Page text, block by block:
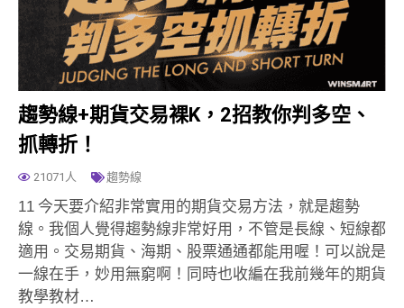
趨勢線+期貨交易裸K，2招教你判多空、
抓轉折！
21071人 趨勢線
11 今天要介紹非常實用的期貨交易方法，就是趨勢
線。我個人覺得趨勢線非常好用，不管是長線、短線都
適用。交易期貨、海期、股票通通都能用喔！可以說是
一線在手，妙用無窮啊！同時也收編在我前幾年的期貨
教學教材…